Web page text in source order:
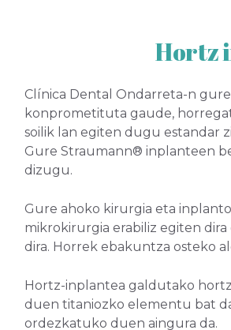
Hortz
Clínica Dental Ondarreta-n
konprometituta gaude,
soilik lan egiten dugu estandar
Gure Straumann® inplanteen
dizugu.
Gure ahoko kirurgia eta
mikrokirurgia erabiliz egiten
dira. Horrek ebakuntza osteko
Hortz-inplantea galdutako
duen titaniozko elementu bat
ordezkatuko duen aingura da.